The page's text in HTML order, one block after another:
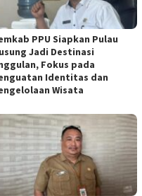
PPU Siapkan Pulau
Jadi Destinasi
Fokus pada
Identitas dan
Wisata